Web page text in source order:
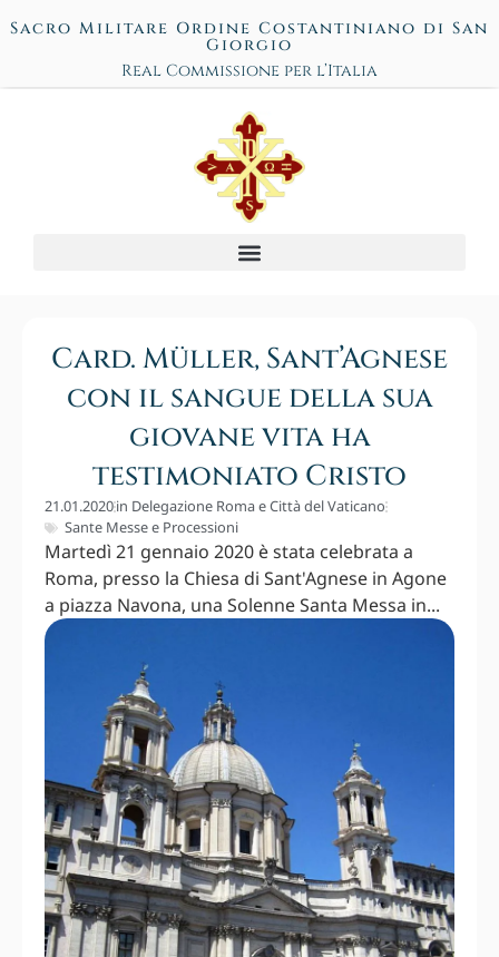
Sacro Militare Ordine Costantiniano di San
Giorgio
Real Commissione per l’Italia
Card. Müller, Sant’Agnese
con il sangue della sua
giovane vita ha
testimoniato Cristo
21.01.2020in Delegazione Roma e Città del Vaticano
Sante Messe e Processioni
Martedì 21 gennaio 2020 è stata celebrata a
Roma, presso la Chiesa di Sant'Agnese in Agone
a piazza Navona, una Solenne Santa Messa in...